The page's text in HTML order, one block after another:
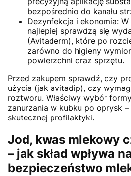
bezpośrednio do kanału
Dezynfekcja i ekonomia:
najlepiej sprawdzą się
(Avitaderm), które po
zarówno do higieny
powierzchni oraz sprzętu.
Przed zakupem sprawdź, czy
użycia (jak avitadip), czy
roztworu. Właściwy wybór
zanurzania w kubku po oprysk
skutecznej profilaktyki.
Jod, kwas mlekowy
– jak skład wpływa na
bezpieczeństwo